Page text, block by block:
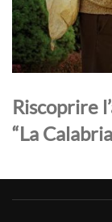
Riscoprire
“La